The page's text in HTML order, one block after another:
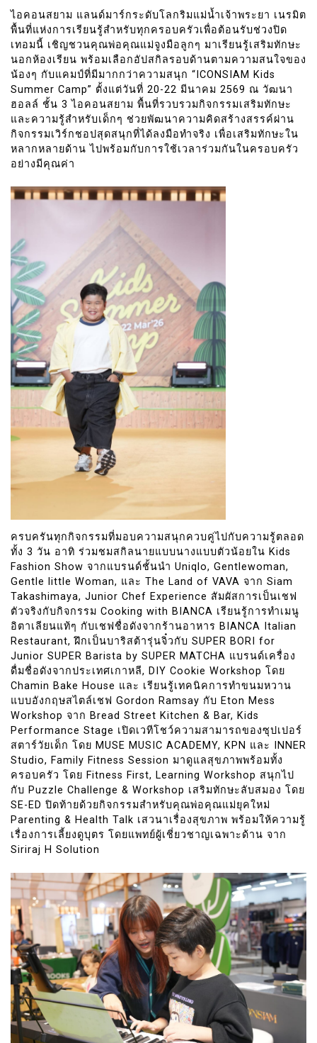
ไอคอนสยาม แลนด์มาร์กระดับโลกริมแม่น้ำเจ้าพระยา เนรมิต
พื้นที่แห่งการเรียนรู้สำหรับทุกครอบครัวเพื่อต้อนรับช่วงปิด
เทอมนี้ เชิญชวนคุณพ่อคุณแม่จูงมือลูกๆ มาเรียนรู้เสริมทักษะ
นอกห้องเรียน พร้อมเลือกอัปสกิลรอบด้านตามความสนใจของ
น้องๆ กับแคมป์ที่มีมากกว่าความสนุก “ICONSIAM Kids
Summer Camp” ตั้งแต่วันที่ 20-22 มีนาคม 2569 ณ วัฒนา
ฮอลล์ ชั้น 3 ไอคอนสยาม พื้นที่รวบรวมกิจกรรมเสริมทักษะ
และความรู้สำหรับเด็กๆ ช่วยพัฒนาความคิดสร้างสรรค์ผ่าน
กิจกรรมเวิร์กชอปสุดสนุกที่ได้ลงมือทำจริง เพื่อเสริมทักษะใน
หลากหลายด้าน ไปพร้อมกับการใช้เวลาร่วมกันในครอบครัว
อย่างมีคุณค่า
ครบครันทุกกิจกรรมที่มอบความสนุกควบคู่ไปกับความรู้ตลอด
ทั้ง 3 วัน อาทิ ร่วมชมสกิลนายแบบนางแบบตัวน้อยใน Kids
Fashion Show จากแบรนด์ชั้นนำ Uniqlo, Gentlewoman,
Gentle little Woman, และ The Land of VAVA จาก Siam
Takashimaya, Junior Chef Experience สัมผัสการเป็นเชฟ
ตัวจริงกับกิจกรรม Cooking with BIANCA เรียนรู้การทำเมนู
อิตาเลียนแท้ๆ กับเชฟชื่อดังจากร้านอาหาร BIANCA Italian
Restaurant, ฝึกเป็นบาริสต้ารุ่นจิ๋วกับ SUPER BORI for
Junior SUPER Barista by SUPER MATCHA แบรนด์เครื่อง
ดื่มชื่อดังจากประเทศเกาหลี, DIY Cookie Workshop โดย
Chamin Bake House และ เรียนรู้เทคนิคการทำขนมหวาน
แบบอังกฤษสไตล์เชฟ Gordon Ramsay กับ Eton Mess
Workshop จาก Bread Street Kitchen & Bar, Kids
Performance Stage เปิดเวทีโชว์ความสามารถของซุปเปอร์
สตาร์วัยเด็ก โดย MUSE MUSIC ACADEMY, KPN และ INNER
Studio, Family Fitness Session มาดูแลสุขภาพพร้อมทั้ง
ครอบครัว โดย Fitness First, Learning Workshop สนุกไป
กับ Puzzle Challenge & Workshop เสริมทักษะลับสมอง โดย
SE-ED ปิดท้ายด้วยกิจกรรมสำหรับคุณพ่อคุณแม่ยุคใหม่
Parenting & Health Talk เสวนาเรื่องสุขภาพ พร้อมให้ความรู้
เรื่องการเลี้ยงดูบุตร โดยแพทย์ผู้เชี่ยวชาญเฉพาะด้าน จาก
Siriraj H Solution